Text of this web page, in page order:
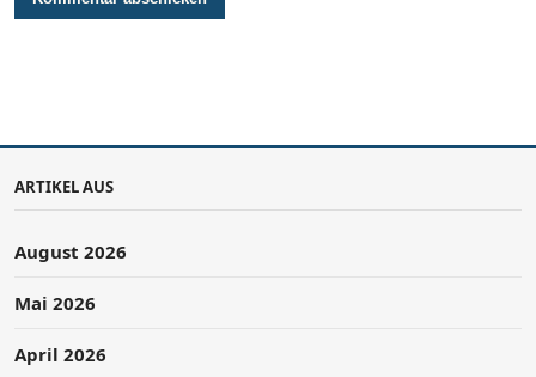
ARTIKEL AUS
August 2026
Mai 2026
April 2026